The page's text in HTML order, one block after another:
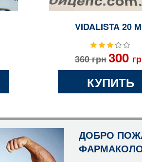
VIDALISTA 20
360грн300
КУПИТЬ
ДОБРО